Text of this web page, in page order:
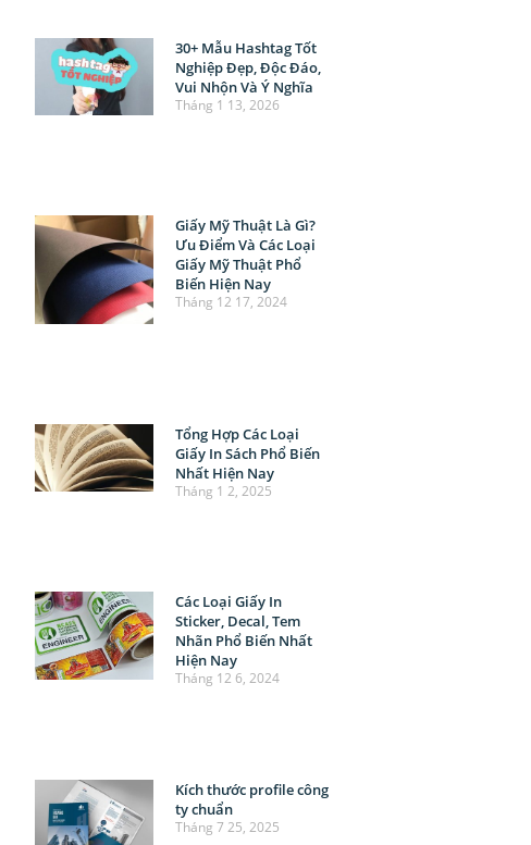
30+ Mẫu Hashtag Tốt
Nghiệp Đẹp, Độc Đáo,
Vui Nhộn Và Ý Nghĩa
Tháng 1 13, 2026
Giấy Mỹ Thuật Là Gì?
Ưu Điểm Và Các Loại
Giấy Mỹ Thuật Phổ
Biến Hiện Nay
Tháng 12 17, 2024
Tổng Hợp Các Loại
Giấy In Sách Phổ Biến
Nhất Hiện Nay
Tháng 1 2, 2025
Các Loại Giấy In
Sticker, Decal, Tem
Nhãn Phổ Biến Nhất
Hiện Nay
Tháng 12 6, 2024
Kích thước profile công
ty chuẩn
Tháng 7 25, 2025